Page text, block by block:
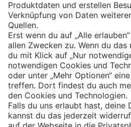
Eishockey
Impressum